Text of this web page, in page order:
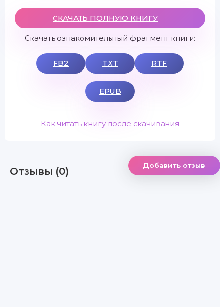
СКАЧАТЬ ПОЛНУЮ КНИГУ
Скачать ознакомительный фрагмент книги:
FB2 TXT RTF
EPUB
Как читать книгу после скачивания
Отзывы (0) Добавить отзыв